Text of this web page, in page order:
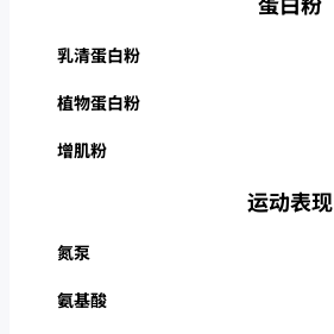
蛋白粉
乳清蛋白粉
植物蛋白粉
增肌粉
运动表现
氮泵
氨基酸